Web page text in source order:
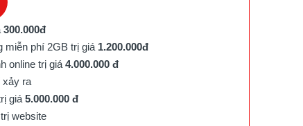
300.000đ
miễn phí 2GB trị giá 1.200.000đ
online trị giá 4.000.000 đ
xảy ra
giá 5.000.000 đ
website